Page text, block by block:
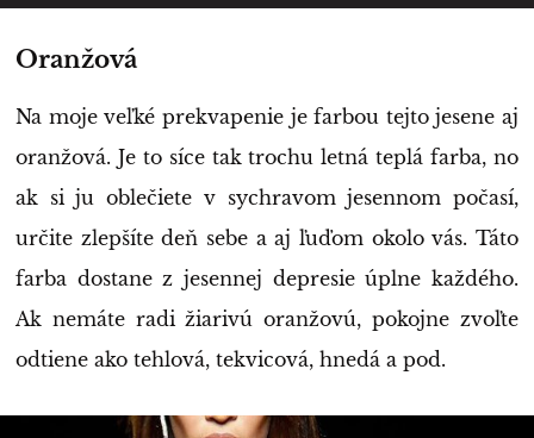
Oranžová
Na moje veľké prekvapenie je farbou tejto jesene aj
oranžová. Je to síce tak trochu letná teplá farba, no
ak si ju oblečiete v sychravom jesennom počasí,
určite zlepšíte deň sebe a aj ľuďom okolo vás. Táto
farba dostane z jesennej depresie úplne každého.
Ak nemáte radi žiarivú oranžovú, pokojne zvoľte
odtiene ako tehlová, tekvicová, hnedá a pod.